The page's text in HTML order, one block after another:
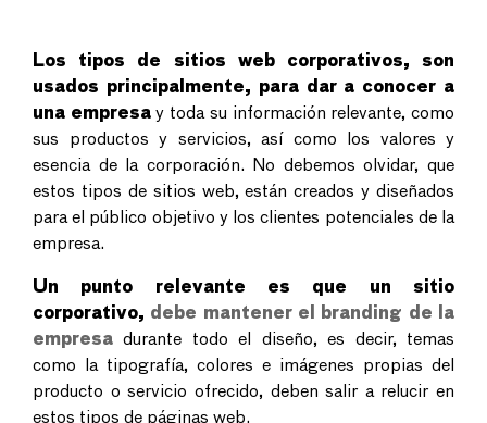
Los tipos de sitios web corporativos, son
usados principalmente, para dar a conocer a
una empresay toda su información relevante, como
sus productos y servicios, así como los valores y
esencia de la corporación. No debemos olvidar, que
estos tipos de sitios web, están creados y diseñados
para el público objetivo y los clientes potenciales de la
empresa.
Un punto relevante es que un sitio
corporativo, debe mantener el branding de la
empresa durante todo el diseño, es decir, temas
como la tipografía, colores e imágenes propias del
producto o servicio ofrecido, deben salir a relucir en
estos tipos de páginas web.